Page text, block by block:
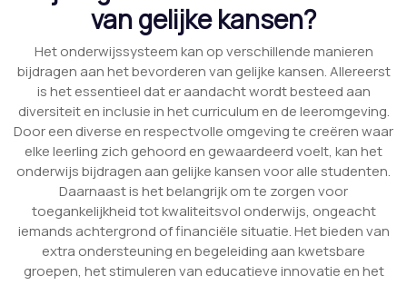
van gelijke kansen?
Het onderwijssysteem kan op verschillende manieren
bijdragen aan het bevorderen van gelijke kansen. Allereerst
is het essentieel dat er aandacht wordt besteed aan
diversiteit en inclusie in het curriculum en de leeromgeving.
Door een diverse en respectvolle omgeving te creëren waar
elke leerling zich gehoord en gewaardeerd voelt, kan het
onderwijs bijdragen aan gelijke kansen voor alle studenten.
Daarnaast is het belangrijk om te zorgen voor
toegankelijkheid tot kwaliteitsvol onderwijs, ongeacht
iemands achtergrond of financiële situatie. Het bieden van
extra ondersteuning en begeleiding aan kwetsbare
groepen, het stimuleren van educatieve innovatie en het